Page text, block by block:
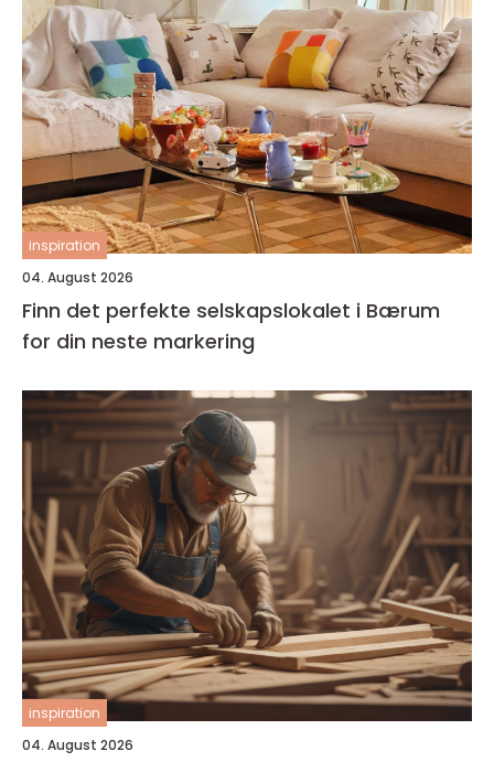
inspiration
04. August 2026
Finn det perfekte selskapslokalet i Bærum
for din neste markering
inspiration
04. August 2026